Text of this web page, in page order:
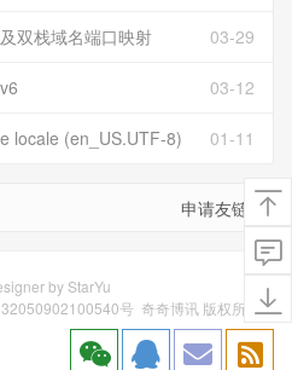
03-29
双栈域名端口映射
03-12
01-11
locale (en_US.UTF-8)
申请友链
by StarYu
号 奇奇博讯 版权所有